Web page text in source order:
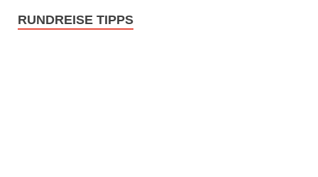
RUNDREISE TIPPS